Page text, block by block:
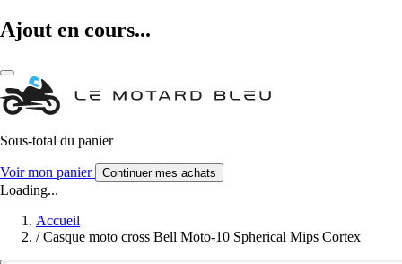
Ajout en cours...
Sous-total du panier
Voir mon panier Continuer mes achats
Loading...
Accueil
/ Casque moto cross Bell Moto-10 Spherical Mips Cortex